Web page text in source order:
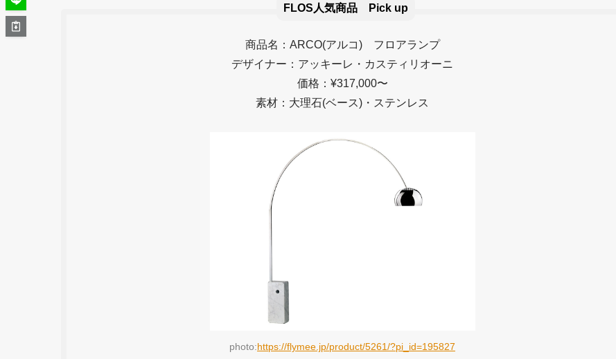
FLOS人気商品 Pick up
商品名：ARCO(アルコ) フロアランプ
デザイナー：アッキーレ・カスティリオーニ
価格：¥317,000〜
素材：大理石(ベース)・ステンレス
photo:https://flymee.jp/product/5261/?pi_id=195827